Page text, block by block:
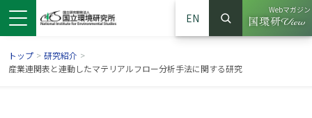
EN
サイト内検索
検索
Webマガジン
（別ウイ
トップ > 研究紹介 >
産業連関表と連動したマテリアルフロー分析手法に関する研究